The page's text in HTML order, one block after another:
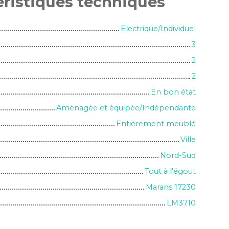
Electrique/Individuel
3
2
2
En bon état
Aménagée et équipée/Indépendante
Entièrement meublé
Ville
Nord-Sud
Tout à l'égout
Marans 17230
LM3710